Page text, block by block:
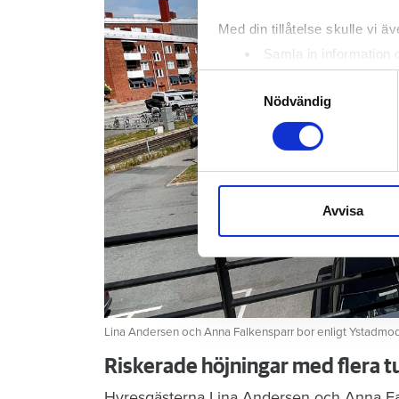
Med din tillåtelse skulle vi
Samla in information
Identifiera din enhet
Ta reda på mer om hur
eller dra tillbaka ditt
sociala medier och
till de sociala medier och
Nödvändig
Avvisa
Lina Andersen och Anna Falkensparr bor enligt
Riskerade höjningar med flera